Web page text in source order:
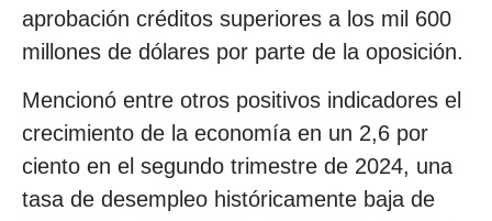
aprobación créditos superiores a los mil 600
millones de dólares por parte de la oposición.
Mencionó entre otros positivos indicadores el
crecimiento de la economía en un 2,6 por
ciento en el segundo trimestre de 2024, una
tasa de desempleo históricamente baja de